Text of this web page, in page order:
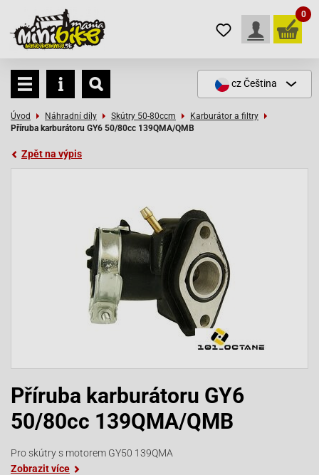
0
czČeština
Úvod Náhradní díly Skútry 50-80ccm
Karburátor a filtry
Příruba karburátoru GY6 50/80cc 139QMA/QMB
Zpět na výpis
Příruba karburátoru GY6
50/80cc 139QMA/QMB
Pro skútry s motorem GY50 139QMA
Zobrazit více